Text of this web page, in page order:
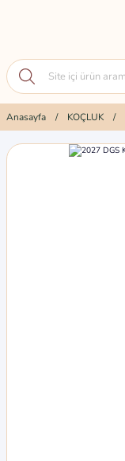
Anasayfa KOÇLUK